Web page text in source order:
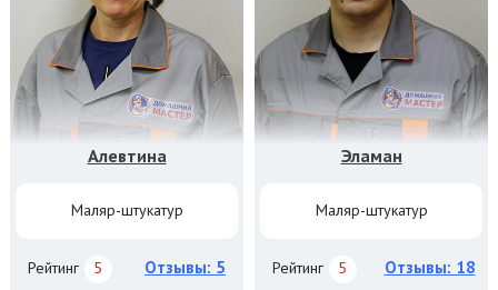
Алевтина
Маляр-штукатур
Рейтинг 5 Отзывы: 5
Эламан
Маляр-штукатур
Рейтинг 5 Отзывы: 18